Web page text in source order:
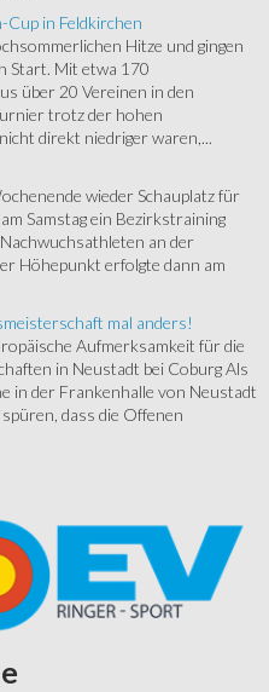
Cup in Feldkirchen
Hitze und gingen
Start. Mit etwa 170
über 20 Vereinen in den
trotz der hohen
direkt niedriger waren,...
wieder Schauplatz für
Samstag ein Bezirkstraining
an der
Höhepunkt erfolgte dann am
mal anders!
Aufmerksamkeit für die
in Neustadt bei Coburg Als
in der Frankenhalle von Neustadt
dass die Offenen